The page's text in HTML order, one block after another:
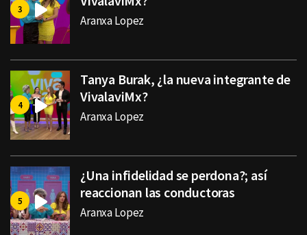
Aranxa Lopez
Tanya Burak, ¿la nueva integrante de
VivalaviMx?
Aranxa Lopez
¿Una infidelidad se perdona?; así
reaccionan las conductoras
Aranxa Lopez